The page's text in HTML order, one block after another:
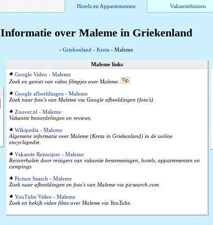
Hotels en Appartementen Vakantiehuizen
Informatie over Maleme in Griekenland
- Griekenland - Kreta - Maleme
Maleme links
Google Video - Maleme
Zoek en geniet van video filmpjes over Maleme.
Google afbeeldingen - Maleme
Zoek naar foto's van Maleme via Google afbeeldingen (foto's).
Zoover.nl - Maleme
Vakantie beoordelingen en reviews.
Wikipedia - Maleme
Algemene informatie over Maleme (Kreta in Griekenland) in de online
encyclopedie.
Vakantie Reiswijzer - Maleme
Reisverhalen door reizigers van vakantie bestemmingen, hotels, appartementen en
campings
Picture Search - Maleme
Zoek naar afbeeldingen en foto's van Maleme via picsearch.com
YouTube Video - Maleme
Zoek en bekijk video films over Maleme via YouTube.